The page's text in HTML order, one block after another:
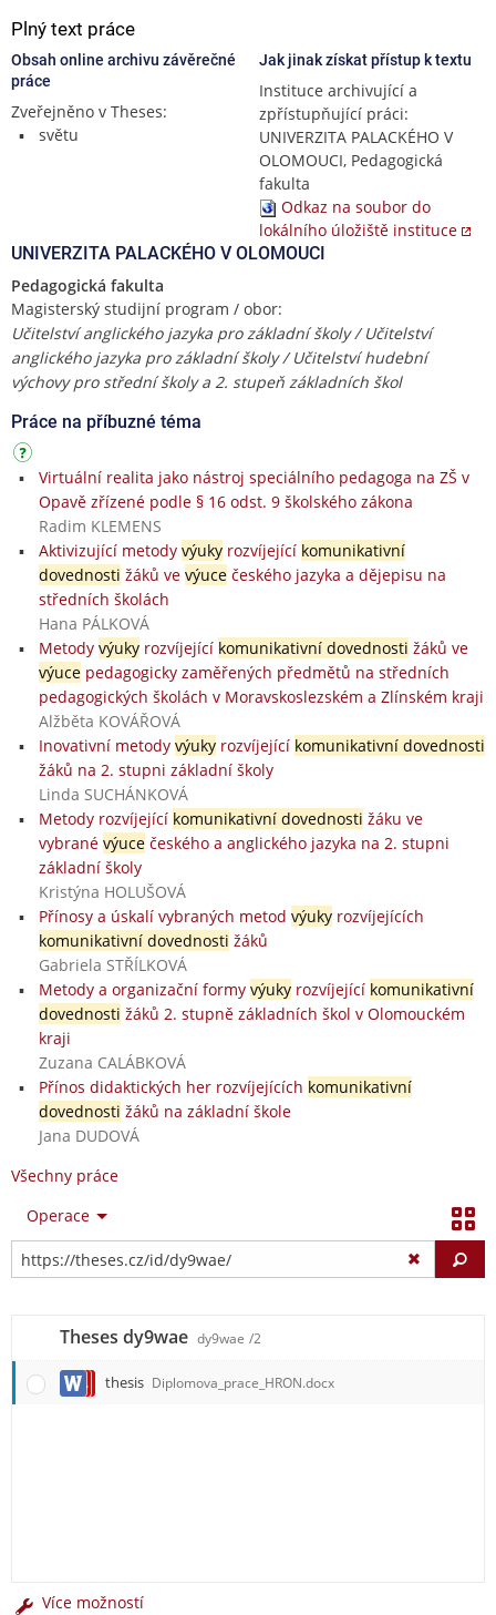
Plný text práce
Obsah online archivu závěrečné
práce
Zveřejněno v Theses:
světu
Jak jinak získat přístup k textu
Instituce archivující a
zpřístupňující práci:
UNIVERZITA PALACKÉHO V
OLOMOUCI, Pedagogická
fakulta
Odkaz na soubor do
lokálního úložiště instituce
UNIVERZITA PALACKÉHO V OLOMOUCI
Pedagogická fakulta
Magisterský studijní program / obor:
Učitelství anglického jazyka pro základní školy / Učitelství
anglického jazyka pro základní školy / Učitelství hudební
výchovy pro střední školy a 2. stupeň základních škol
Práce na příbuzné téma
Virtuální realita jako nástroj speciálního pedagoga na ZŠ v
Opavě zřízené podle § 16 odst. 9 školského zákona
Radim KLEMENS
Aktivizující metody výukyrozvíjející komunikativní
dovednosti žáků ve výucečeského jazyka a dějepisu na
středních školách
Hana PÁLKOVÁ
Metody výukyrozvíjející komunikativní dovednosti žáků ve
výucepedagogicky zaměřených předmětů na středních
pedagogických školách v Moravskoslezském a Zlínském kraji
Alžběta KOVÁŘOVÁ
Inovativní metody výukyrozvíjející komunikativní dovednosti
žáků na 2. stupni základní školy
Linda SUCHÁNKOVÁ
Metody rozvíjející komunikativní dovednosti žáku ve
vybrané výucečeského a anglického jazyka na 2. stupni
základní školy
Kristýna HOLUŠOVÁ
Přínosy a úskalí vybraných metod výukyrozvíjejících
komunikativní dovednosti žáků
Gabriela STŘÍLKOVÁ
Metody a organizační formy výukyrozvíjející komunikativní
dovednosti žáků 2. stupně základních škol v Olomouckém
kraji
Zuzana CALÁBKOVÁ
Přínos didaktických her rozvíjejících komunikativní
dovednosti žáků na základní škole
Jana DUDOVÁ
Všechny práce
Operace
Theses dy9wae dy9wae /2
thesis Diplomova_prace_HRON.docx
Více možností